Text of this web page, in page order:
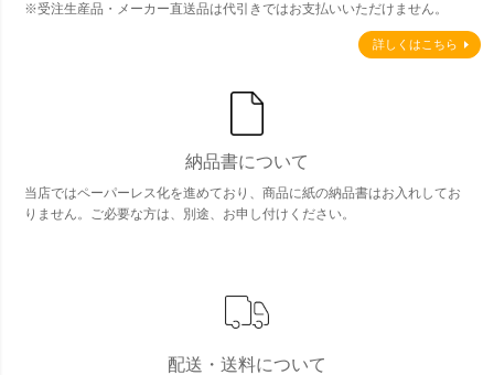
※受注生産品・メーカー直送品は代引きではお支払いいただけません。
詳しくはこちら
納品書について
当店ではペーパーレス化を進めており、商品に紙の納品書はお入れしてお
りません。ご必要な方は、別途、お申し付けください。
配送・送料について